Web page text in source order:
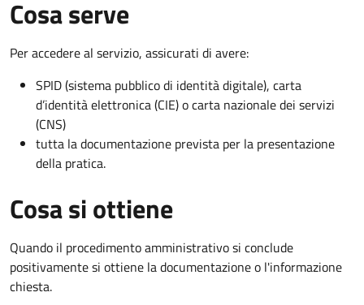
Cosa serve
Per accedere al servizio, assicurati di avere:
SPID (sistema pubblico di identità digitale), carta
d’identità elettronica (CIE) o carta nazionale dei servizi
(CNS)
tutta la documentazione prevista per la presentazione
della pratica.
Cosa si ottiene
Quando il procedimento amministrativo si conclude
positivamente si ottiene la documentazione o l'informazione
chiesta.